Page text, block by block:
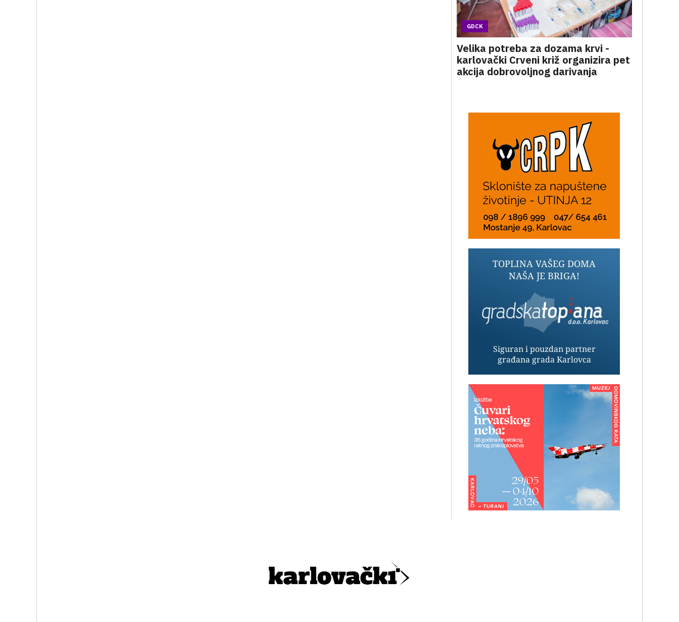
GDCK
Velika potreba za dozama krvi -
karlovački Crveni križ organizira pet
akcija dobrovoljnog darivanja